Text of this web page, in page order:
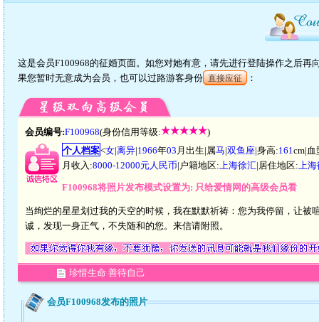
这是会员F100968的征婚页面。如您对她有意，请先进行登陆操作之后
果您暂时无意成为会员，也可以过路游客身份 直接应征 ：
会员编号:F100968(身份信用等级:
)
个人档案<女|离异|1966年03 月出生|属马|双鱼座|身高:161cm|血
月收入:8000-12000元人民币|户籍地区:上海徐汇|居住地区:上海
F100968将照片发布模式设置为: 只给爱情网的高级会员看
当绚烂的星星划过我的天空的时候，我在默默祈祷：您为我停留，让
诚，发现一身正气，不失随和的您。来信请附照。
珍惜生命 善待自己
会员F100968发布的照片